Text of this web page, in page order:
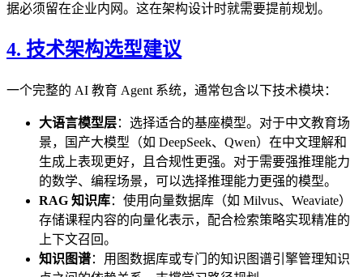
据必须留在企业内网。这在架构设计时就需要提前规划。
4. 技术架构选型建议
一个完整的 AI 教育 Agent 系统，通常包含以下技术模块：
大语言模型层：选择适合的基座模型。对于中文教育场
景，国产大模型（如 DeepSeek、Qwen）在中文理解和
生成上表现更好，且合规性更强。对于需要强推理能力
的数学、编程场景，可以选择推理能力更强的模型。
RAG 知识库：使用向量数据库（如 Milvus、Weaviate）
存储课程内容的向量化表示，配合检索策略实现精准的
上下文召回。
知识图谱：用图数据库或专门的知识图谱引擎管理知识